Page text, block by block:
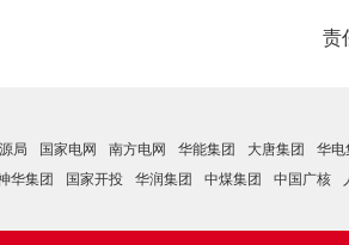
责
局 国家电网 南方电网 华能集团 大唐集团 华电
华集团 国家开投 华润集团 中煤集团 中国广核